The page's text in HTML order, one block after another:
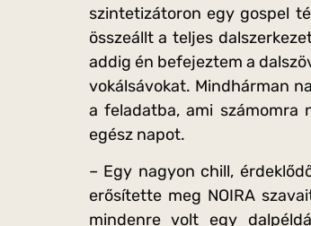
szintetizátoron egy gospel
összeállt a teljes
addig én befejeztem a
vokálsávokat. Mindhárman
a feladatba, ami számomra
egész napot.
– Egy nagyon chill,
erősítette meg NOIRA
mindenre volt egy